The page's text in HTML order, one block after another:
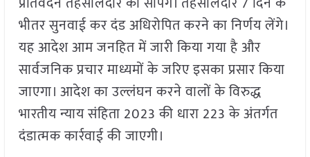
भीतर सुनवाई कर दंड अधिरोपित करने का निर्णय लेंगे।
यह आदेश आम जनहित में जारी किया गया है और
सार्वजनिक प्रचार माध्यमों के जरिए इसका प्रसार किया
जाएगा। आदेश का उल्लंघन करने वालों के विरुद्ध
भारतीय न्याय संहिता 2023 की धारा 223 के अंतर्गत
दंडात्मक कार्रवाई की जाएगी।